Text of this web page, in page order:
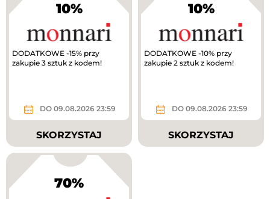
10%
DODATKOWE -15% przy
zakupie 3 sztuk z kodem!
DO 09.08.2026 23:59
SKORZYSTAJ
10%
DODATKOWE -10% przy
zakupie 2 sztuk z kodem!
DO 09.08.2026 23:59
SKORZYSTAJ
70%